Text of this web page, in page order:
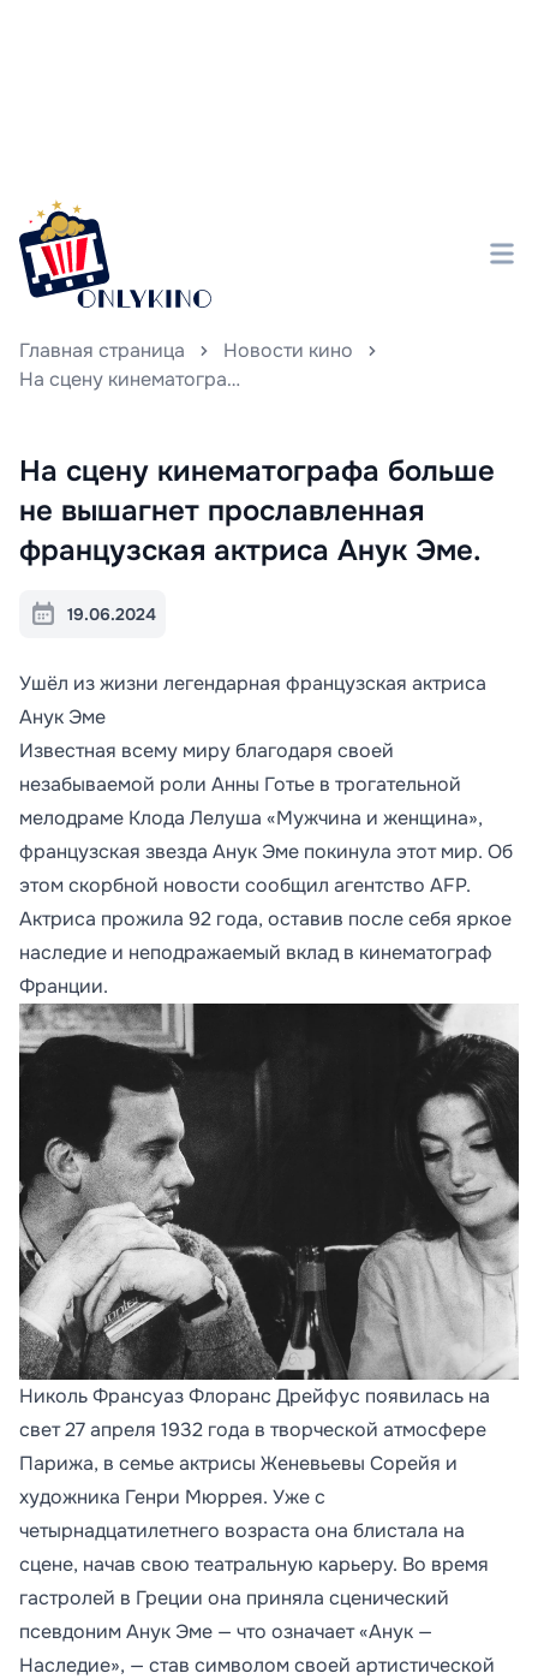
Главная страница
Новости кино
На сцену кинематографа больше не вышагнет прославленная французская актриса Анук Эме.
На сцену кинематографа больше
не вышагнет прославленная
французская актриса Анук Эме.
19.06.2024
Ушёл из жизни легендарная французская актриса
Анук Эме
Известная всему миру благодаря своей
незабываемой роли Анны Готье в трогательной
мелодраме Клода Лелуша «Мужчина и женщина»,
французская звезда Анук Эме покинула этот мир. Об
этом скорбной новости сообщил агентство AFP.
Актриса прожила 92 года, оставив после себя яркое
наследие и неподражаемый вклад в кинематограф
Франции.
Николь Франсуаз Флоранс Дрейфус появилась на
свет 27 апреля 1932 года в творческой атмосфере
Парижа, в семье актрисы Женевьевы Сорейя и
художника Генри Мюррея. Уже с
четырнадцатилетнего возраста она блистала на
сцене, начав свою театральную карьеру. Во время
гастролей в Греции она приняла сценический
псевдоним Анук Эме — что означает «Анук —
Наследие», — став символом своей артистической